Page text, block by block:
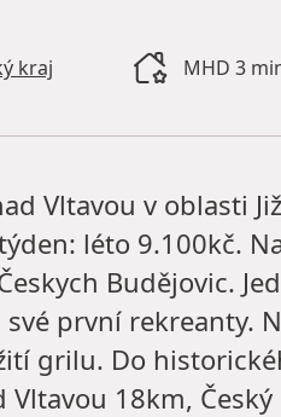
kraj MHD 3
Vltavou v oblasti
léto 9.100kč.
Budějovic.
první rekreanty.
grilu. Do
18km,